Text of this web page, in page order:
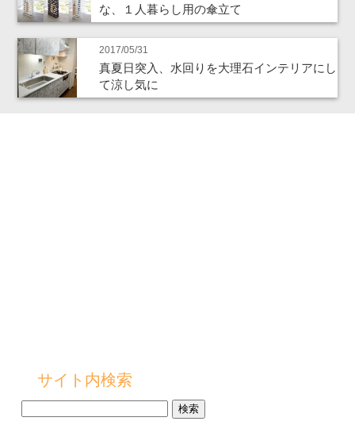
な、１人暮らし用の傘立て
2017/05/31
真夏日突入、水回りを大理石インテリアにし
て涼し気に
サイト内検索